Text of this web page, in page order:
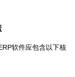
软件应包含以下核